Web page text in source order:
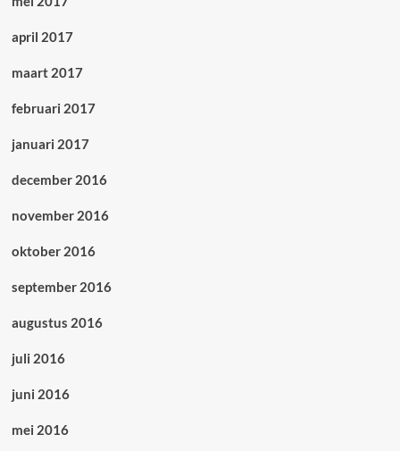
april 2017
maart 2017
februari 2017
januari 2017
december 2016
november 2016
oktober 2016
september 2016
augustus 2016
juli 2016
juni 2016
mei 2016